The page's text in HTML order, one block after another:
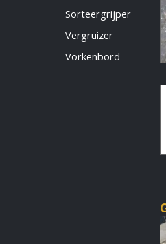
Vermeldingen feed
Reacties feed
WordPress.org
Sorteergrijper
Vergruizer
Vorkenbord